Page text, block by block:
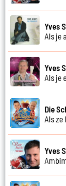
Yves
Als je
Yves
Als je
Die
Als ze
Yves